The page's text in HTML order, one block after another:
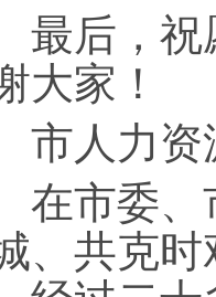
后，祝愿
大家！
人力资源
市委、市
、共克